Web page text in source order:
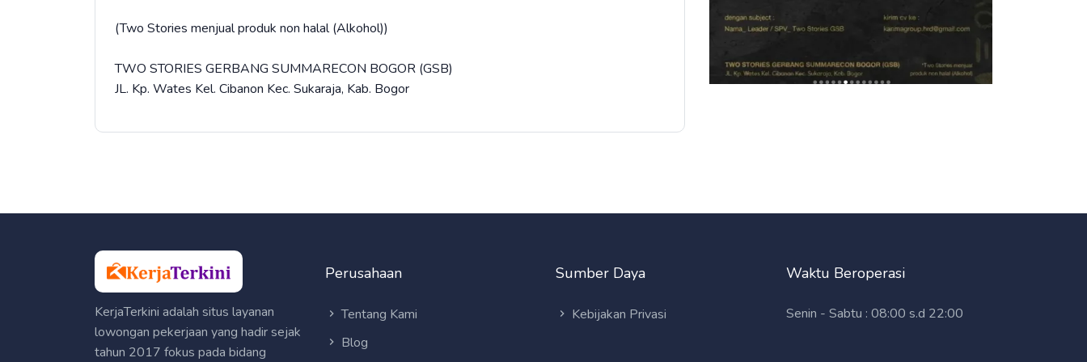
(Two Stories menjual produk non halal (Alkohol))
TWO STORIES GERBANG SUMMARECON BOGOR (GSB)
JL. Kp. Wates Kel. Cibanon Kec. Sukaraja, Kab. Bogor
KerjaTerkini adalah situs layanan
lowongan pekerjaan yang hadir sejak
tahun 2017 fokus pada bidang
Perusahaan
Tentang Kami
Blog
Sumber Daya
Kebijakan Privasi
Waktu Beroperasi
Senin - Sabtu : 08:00 s.d 22:00